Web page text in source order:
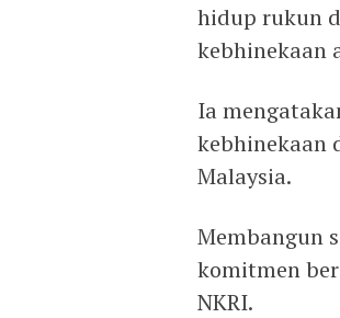
hidup rukun
kebhinekaan
Ia
kebhinekaan
Malaysia.
Membangun
komitmen
NKRI.